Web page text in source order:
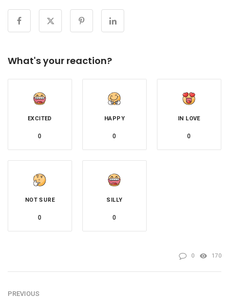
What's your reaction?
EXCITED
0
HAPPY
0
IN LOVE
0
NOT SURE
0
SILLY
0
0 170
PREVIOUS